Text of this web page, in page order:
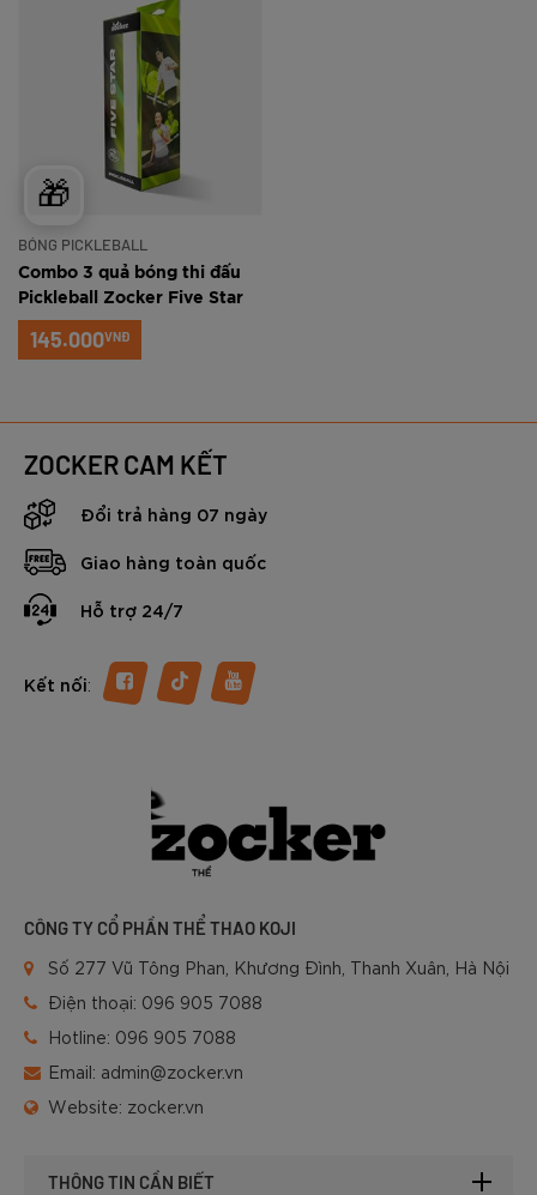
🎁
BÓNG PICKLEBALL
Combo 3 quả bóng thi đấu
Pickleball Zocker Five Star
145.000VNĐ
ZOCKER CAM KẾT
Đổi trả hàng 07 ngày
Giao hàng toàn quốc
Hỗ trợ 24/7
Kết nối:
CÔNG TY CỔ PHẦN THỂ THAO KOJI
Số 277 Vũ Tông Phan, Khương Đình, Thanh Xuân, Hà Nội
Điện thoại: 096 905 7088
Hotline: 096 905 7088
Email: admin@zocker.vn
Website: zocker.vn
THÔNG TIN CẦN BIẾT